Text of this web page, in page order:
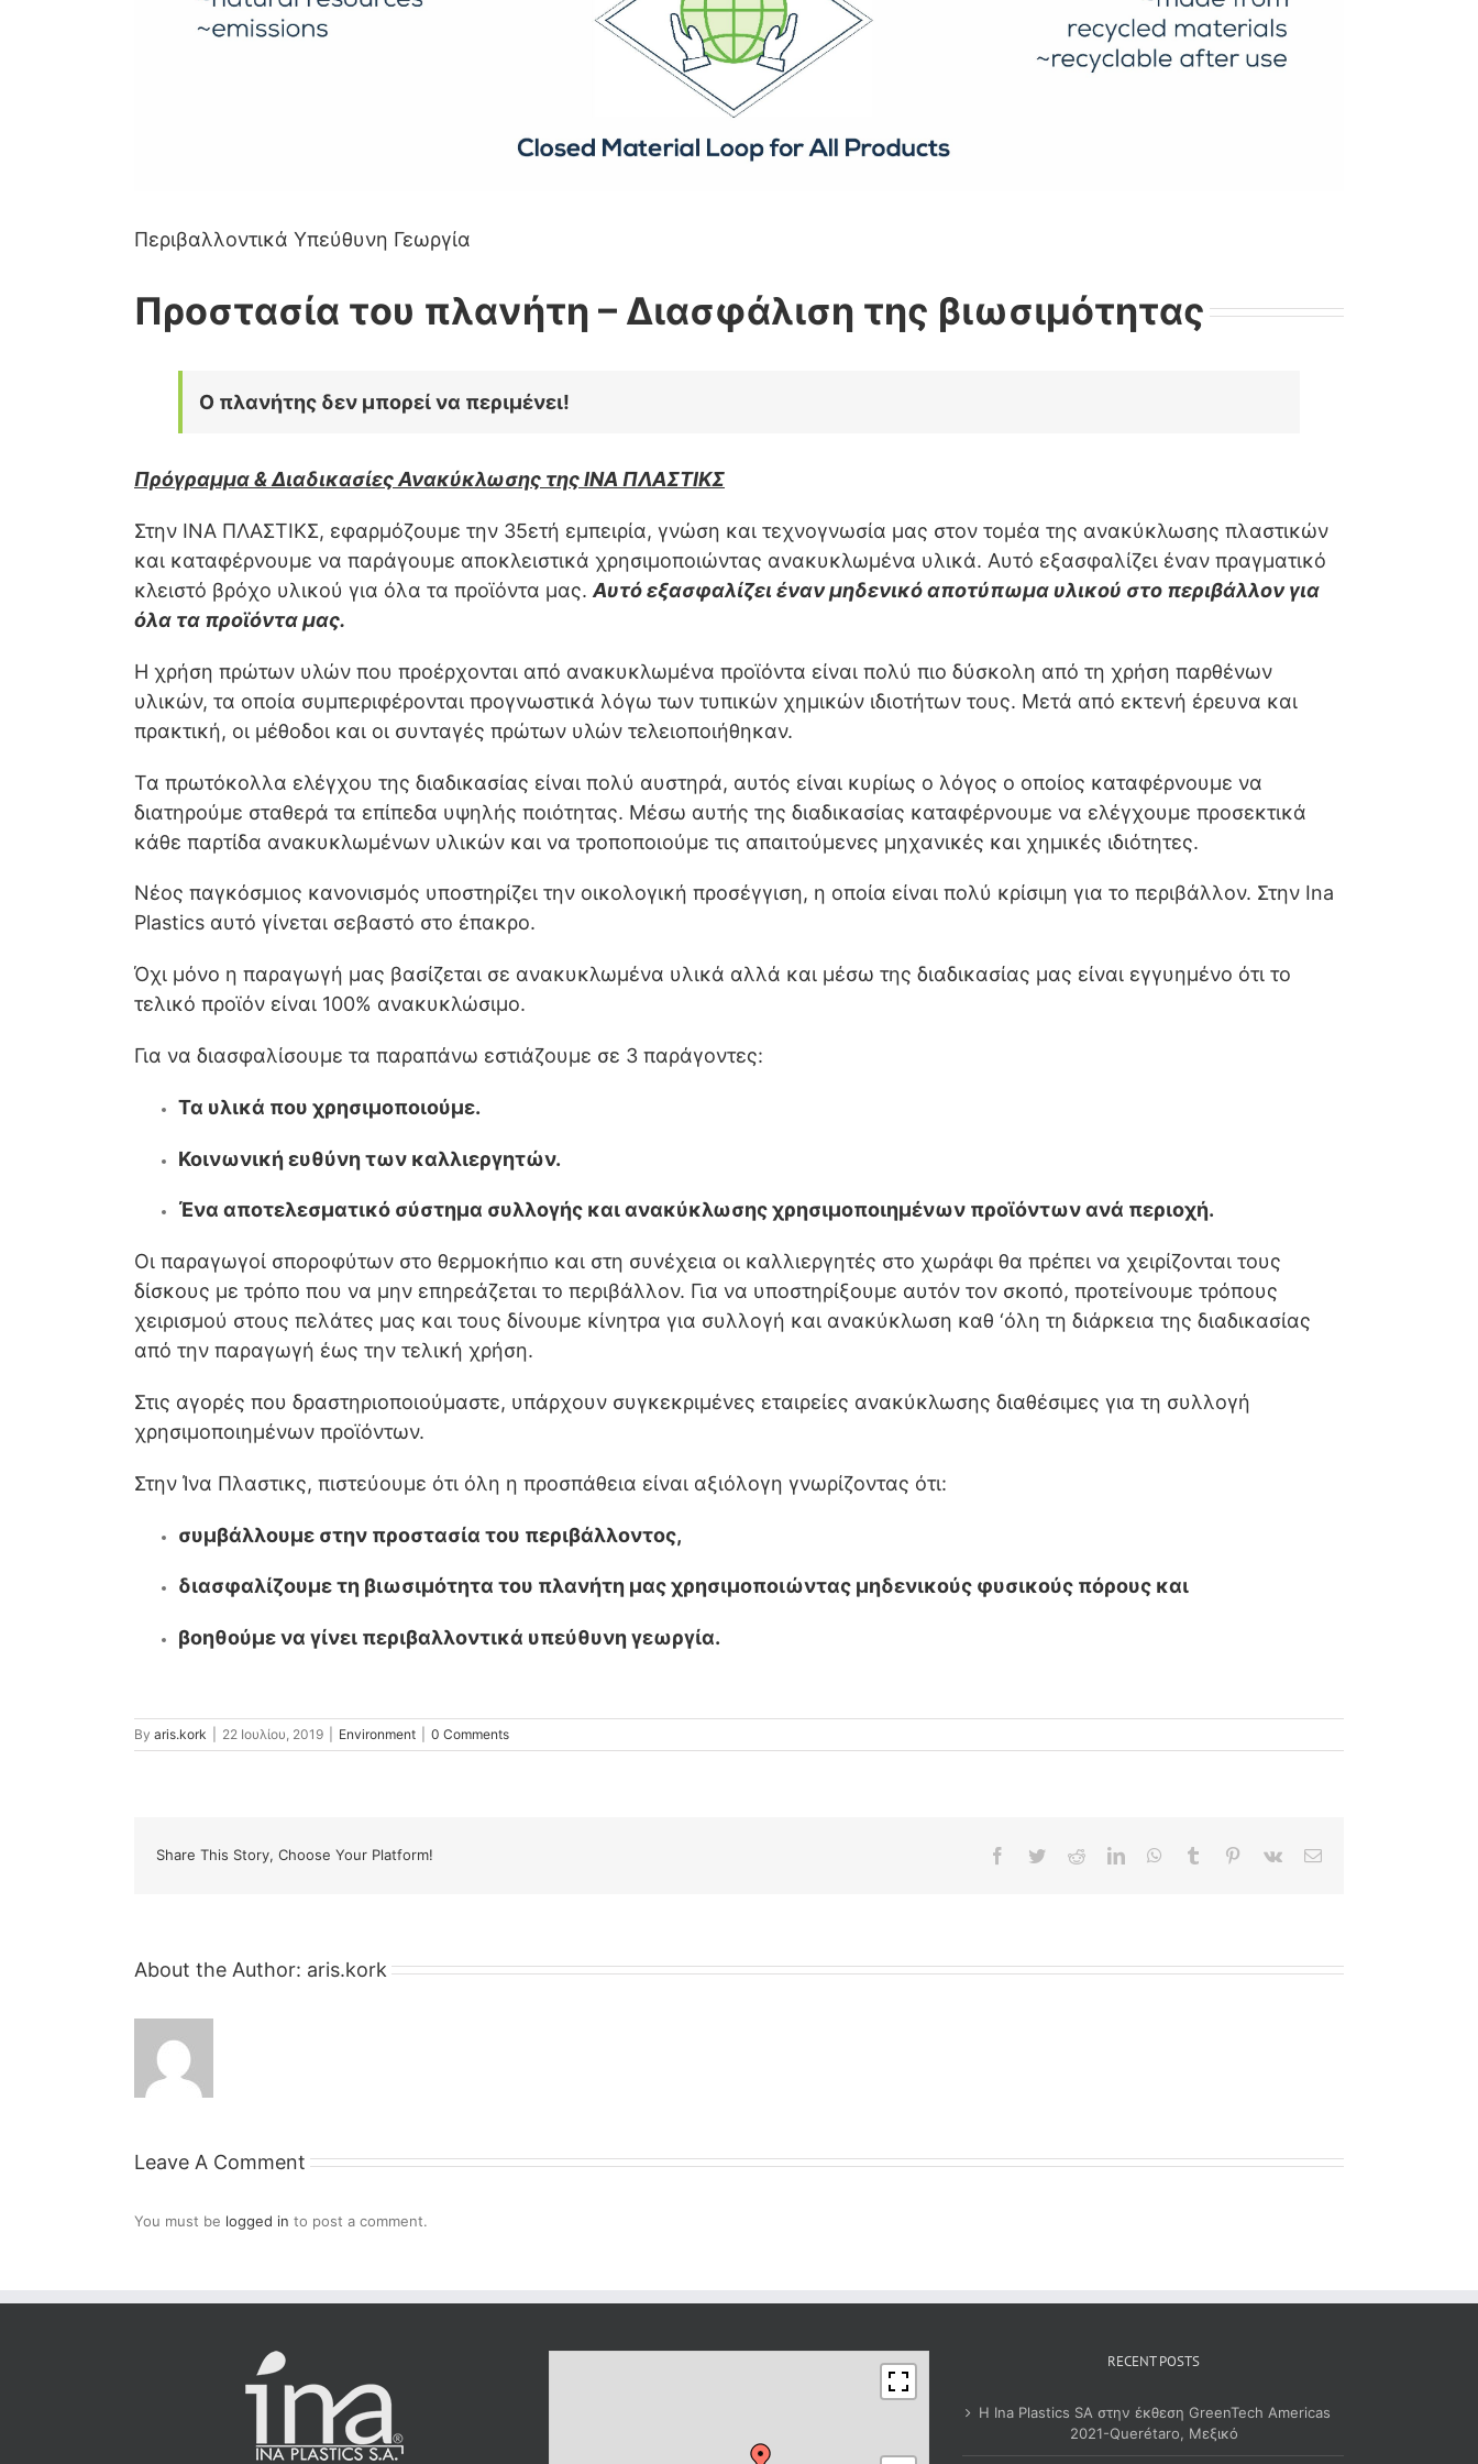
Περιβαλλοντικά Υπεύθυνη Γεωργία
Προστασία του πλανήτη – Διασφάλιση της βιωσιμότητας
Ο πλανήτης δεν μπορεί να περιμένει!
Πρόγραμμα & Διαδικασίες Ανακύκλωσης της ΙΝΑ ΠΛΑΣΤΙΚΣ
Στην ΙΝΑ ΠΛΑΣΤΙΚΣ, εφαρμόζουμε την 35ετή εμπειρία, γνώση και τεχνογνωσία μας στον τομέα της ανακύκλωσης πλαστικών
και καταφέρνουμε να παράγουμε αποκλειστικά χρησιμοποιώντας ανακυκλωμένα υλικά. Αυτό εξασφαλίζει έναν πραγματικό
κλειστό βρόχο υλικού για όλα τα προϊόντα μας. Αυτό εξασφαλίζει έναν μηδενικό αποτύπωμα υλικού στο περιβάλλον για
όλα τα προϊόντα μας.
Η χρήση πρώτων υλών που προέρχονται από ανακυκλωμένα προϊόντα είναι πολύ πιο δύσκολη από τη χρήση παρθένων
υλικών, τα οποία συμπεριφέρονται προγνωστικά λόγω των τυπικών χημικών ιδιοτήτων τους. Μετά από εκτενή έρευνα και
πρακτική, οι μέθοδοι και οι συνταγές πρώτων υλών τελειοποιήθηκαν.
Τα πρωτόκολλα ελέγχου της διαδικασίας είναι πολύ αυστηρά, αυτός είναι κυρίως ο λόγος ο οποίος καταφέρνουμε να
διατηρούμε σταθερά τα επίπεδα υψηλής ποιότητας. Μέσω αυτής της διαδικασίας καταφέρνουμε να ελέγχουμε προσεκτικά
κάθε παρτίδα ανακυκλωμένων υλικών και να τροποποιούμε τις απαιτούμενες μηχανικές και χημικές ιδιότητες.
Νέος παγκόσμιος κανονισμός υποστηρίζει την οικολογική προσέγγιση, η οποία είναι πολύ κρίσιμη για το περιβάλλον. Στην Ina
Plastics αυτό γίνεται σεβαστό στο έπακρο.
Όχι μόνο η παραγωγή μας βασίζεται σε ανακυκλωμένα υλικά αλλά και μέσω της διαδικασίας μας είναι εγγυημένο ότι το
τελικό προϊόν είναι 100% ανακυκλώσιμο.
Για να διασφαλίσουμε τα παραπάνω εστιάζουμε σε 3 παράγοντες:
Τα υλικά που χρησιμοποιούμε.
Κοινωνική ευθύνη των καλλιεργητών.
Ένα αποτελεσματικό σύστημα συλλογής και ανακύκλωσης χρησιμοποιημένων προϊόντων ανά περιοχή.
Οι παραγωγοί σποροφύτων στο θερμοκήπιο και στη συνέχεια οι καλλιεργητές στο χωράφι θα πρέπει να χειρίζονται τους
δίσκους με τρόπο που να μην επηρεάζεται το περιβάλλον. Για να υποστηρίξουμε αυτόν τον σκοπό, προτείνουμε τρόπους
χειρισμού στους πελάτες μας και τους δίνουμε κίνητρα για συλλογή και ανακύκλωση καθ ‘όλη τη διάρκεια της διαδικασίας
από την παραγωγή έως την τελική χρήση.
Στις αγορές που δραστηριοποιούμαστε, υπάρχουν συγκεκριμένες εταιρείες ανακύκλωσης διαθέσιμες για τη συλλογή
χρησιμοποιημένων προϊόντων.
Στην Ίνα Πλαστικς, πιστεύουμε ότι όλη η προσπάθεια είναι αξιόλογη γνωρίζοντας ότι:
συμβάλλουμε στην προστασία του περιβάλλοντος,
διασφαλίζουμε τη βιωσιμότητα του πλανήτη μας χρησιμοποιώντας μηδενικούς φυσικούς πόρους και
βοηθούμε να γίνει περιβαλλοντικά υπεύθυνη γεωργία.
By aris.kork 22 Ιουλίου, 2019 Environment 0 Comments
Share This Story, Choose Your Platform! Facebook
TwitterRedditLinkedInWhatsApp
Tumblr Pinterest
Vk Email
About the Author: aris.kork
Leave A Comment
You must be logged in to post a comment.
RECENT POSTS
Η Ina Plastics SA στην έκθεση GreenTech Americas
2021-Querétaro, Μεξικό